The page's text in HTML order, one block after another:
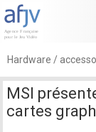
Hardware /
MSI
cartes